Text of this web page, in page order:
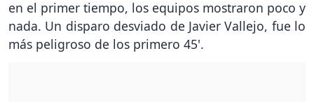
en el primer tiempo, los equipos mostraron poco y
nada. Un disparo desviado de Javier Vallejo, fue lo
más peligroso de los primero 45'.